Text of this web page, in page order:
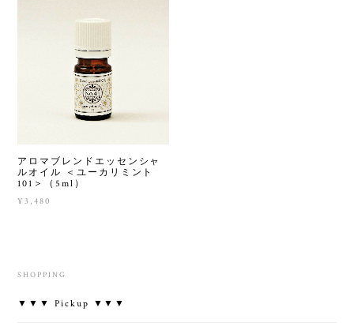
アロマブレンドエッセンシャ
ルオイル ＜ユーカリミント
101＞（5ml）
¥3,480
SHOPPING
▼▼▼ Pickup ▼▼▼